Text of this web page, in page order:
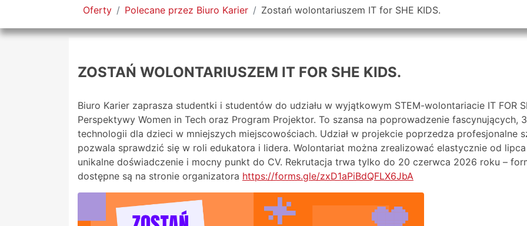
Tutaj jesteś
Oferty Polecane przez Biuro Karier Zostań wolontariuszem IT for SHE KIDS.
ZOSTAŃ WOLONTARIUSZEM IT FOR SHE KIDS.
Biuro Karier zaprasza studentki i studentów do udziału w wyjątkowym STEM-wolontariacie IT FOR
Perspektywy Women in Tech oraz Program Projektor. To szansa na poprowadzenie
technologii dla dzieci w mniejszych miejscowościach. Udział w projekcie poprzedza profesjonalne
pozwala sprawdzić się w roli edukatora i lidera. Wolontariat można zrealizować elastycznie od
unikalne doświadczenie i mocny punkt do CV. Rekrutacja trwa tylko do 20 czerwca 2026 roku –
dostępne są na stronie organizatora https://forms.gle/zxD1aPiBdQFLX6JbA